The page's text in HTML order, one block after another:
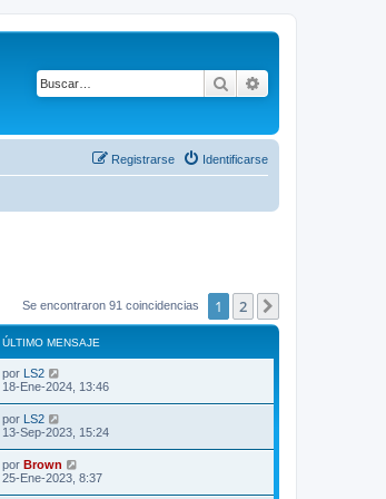
Buscar
Identificarse
Registrarse
Se encontraron 91 coincidencias 1 2
ÚLTIMO MENSAJE
Ú
m
o
m
e
n
s
por LS2
18-Ene-2024, 13:46
Ú
m
o
por LS2
13-Sep-2023, 15:24
Ú
l
por Brown
25-Ene-2023, 8:37